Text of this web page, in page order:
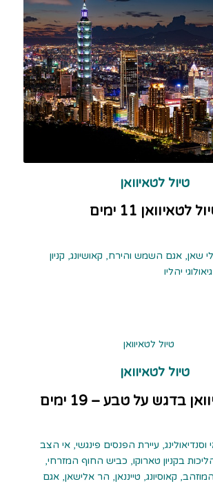
טיול לטאיוואן
לטאיוואן 11 י מים
שאן, אגם השמש והירח, קאושיונג, קניון
יהליו
טיול לטאיוואן
בדגש על טבע – 19 ימים
וסנדיאולינג, עיירת הפנסים פינגשי, אי הצב
בקניון טארוקו, כביש החוף המזרחי,
קאוסיונג, טייננאן, הר אלישאן, אגם